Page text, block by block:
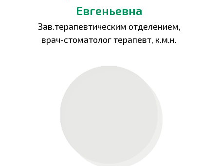
Евгеньевна
Зав.терапевтическим отделением,
врач-стоматолог терапевт, к.м.н.